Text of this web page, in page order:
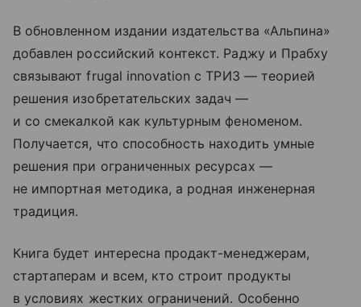
В обновленном издании издательства «Альпина»
добавлен российский контекст. Раджу и Прабху
связывают frugal innovation с ТРИЗ — теорией
решения изобретательских задач —
и со смекалкой как культурным феноменом.
Получается, что способность находить умные
решения при ограниченных ресурсах —
не импортная методика, а родная инженерная
традиция.
Книга будет интересна продакт-менеджерам,
стартаперам и всем, кто строит продукты
в условиях жестких ограничений. Особенно